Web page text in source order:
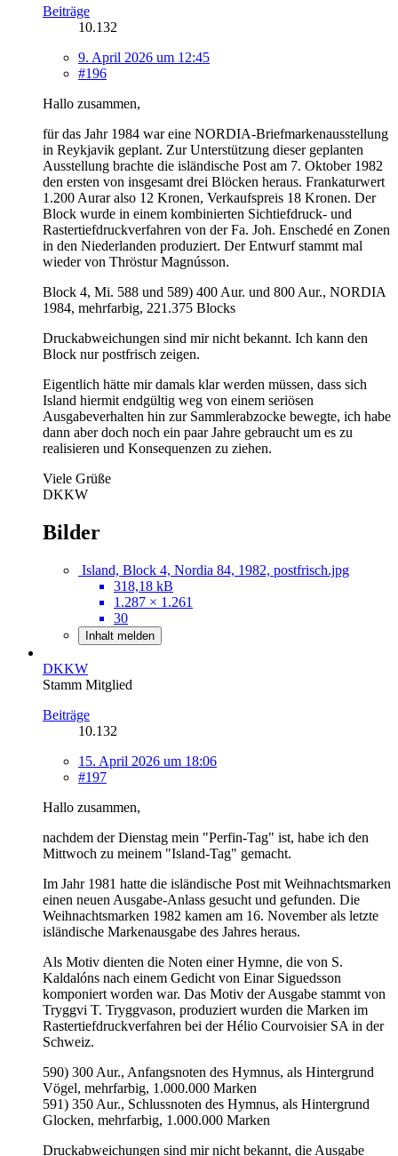
Beiträge
10.132
9. April 2026 um 12:45
#196
Hallo zusammen,
für das Jahr 1984 war eine NORDIA-Briefmarkenausstellung
in Reykjavik geplant. Zur Unterstützung dieser geplanten
Ausstellung brachte die isländische Post am 7. Oktober 1982
den ersten von insgesamt drei Blöcken heraus. Frankaturwert
1.200 Aurar also 12 Kronen, Verkaufspreis 18 Kronen. Der
Block wurde in einem kombinierten Sichtiefdruck- und
Rastertiefdruckverfahren von der Fa. Joh. Enschedé en Zonen
in den Niederlanden produziert. Der Entwurf stammt mal
wieder von Thröstur Magnússon.
Block 4, Mi. 588 und 589) 400 Aur. und 800 Aur., NORDIA
1984, mehrfarbig, 221.375 Blocks
Druckabweichungen sind mir nicht bekannt. Ich kann den
Block nur postfrisch zeigen.
Eigentlich hätte mir damals klar werden müssen, dass sich
Island hiermit endgültig weg von einem seriösen
Ausgabeverhalten hin zur Sammlerabzocke bewegte, ich habe
dann aber doch noch ein paar Jahre gebraucht um es zu
realisieren und Konsequenzen zu ziehen.
Viele Grüße
DKKW
Bilder
Island, Block 4, Nordia 84, 1982, postfrisch.jpg
318,18 kB
1.287 × 1.261
30
Inhalt melden
DKKW
Stamm Mitglied
Beiträge
10.132
15. April 2026 um 18:06
#197
Hallo zusammen,
nachdem der Dienstag mein "Perfin-Tag" ist, habe ich den
Mittwoch zu meinem "Island-Tag" gemacht.
Im Jahr 1981 hatte die isländische Post mit Weihnachtsmarken
einen neuen Ausgabe-Anlass gesucht und gefunden. Die
Weihnachtsmarken 1982 kamen am 16. November als letzte
isländische Markenausgabe des Jahres heraus.
Als Motiv dienten die Noten einer Hymne, die von S.
Kaldalóns nach einem Gedicht von Einar Siguedsson
komponiert worden war. Das Motiv der Ausgabe stammt von
Tryggvi T. Tryggvason, produziert wurden die Marken im
Rastertiefdruckverfahren bei der Hélio Courvoisier SA in der
Schweiz.
590) 300 Aur., Anfangsnoten des Hymnus, als Hintergrund
Vögel, mehrfarbig, 1.000.000 Marken
591) 350 Aur., Schlussnoten des Hymnus, als Hintergrund
Glocken, mehrfarbig, 1.000.000 Marken
Druckabweichungen sind mir nicht bekannt, die Ausgabe